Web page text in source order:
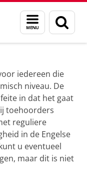
Menu
en
zoeken
iedereen die
niveau. De
in dat het gaat
toehoorders
reguliere
in de Engelse
u eventueel
maar dit is niet